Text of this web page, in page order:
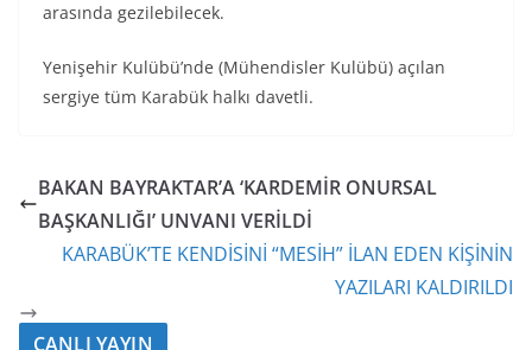
arasında gezilebilecek.
Yenişehir Kulübü’nde (Mühendisler Kulübü) açılan
sergiye tüm Karabük halkı davetli.
BAKAN BAYRAKTAR’A ‘KARDEMİR ONURSAL
BAŞKANLIĞI’ UNVANI VERİLDİ
KARABÜK’TE KENDİSİNİ “MESİH” İLAN EDEN KİŞİNİN
YAZILARI KALDIRILDI
CANLI YAYIN